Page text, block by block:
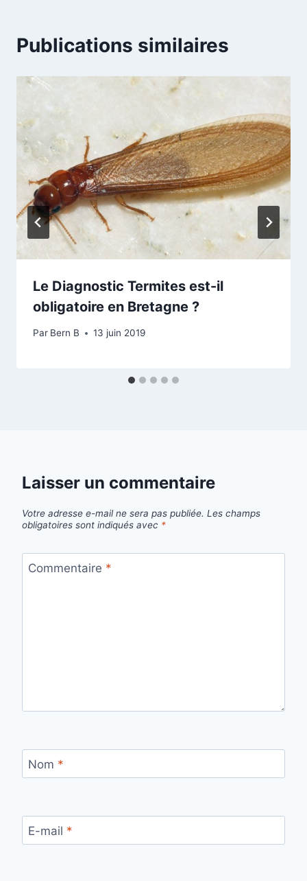
Publications similaires
Le Diagnostic Termites est-il
obligatoire en Bretagne ?
Par Bern B 13 juin 2019
Laisser un commentaire
Votre adresse e-mail ne sera pas publiée. Les champs
obligatoires sont indiqués avec *
Commentaire *
Nom *
E-mail *